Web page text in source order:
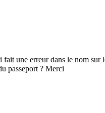
une erreur dans le nom
passeport ? Merci